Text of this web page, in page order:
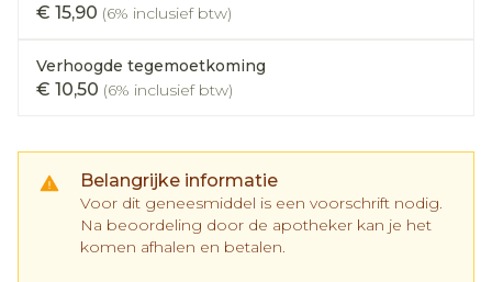
€ 15,90 (6% inclusief btw)
Verhoogde tegemoetkoming
€ 10,50 (6% inclusief btw)
Belangrijke informatie
Voor dit geneesmiddel is een voorschrift nodig.
Na beoordeling door de apotheker kan je het
komen afhalen en betalen.